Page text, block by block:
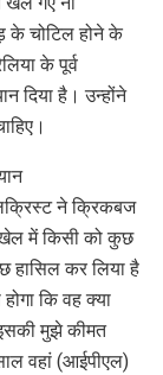
के चोटिल होने के
के पूर्व
दिया है। उन्होंने
ने क्रिकबज
खेल में किसी को कुछ
हासिल कर लिया है
कि वह क्या
मुझे कीमत
वहां (आईपीएल)